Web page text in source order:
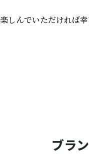
んでいただけれ
ブラ